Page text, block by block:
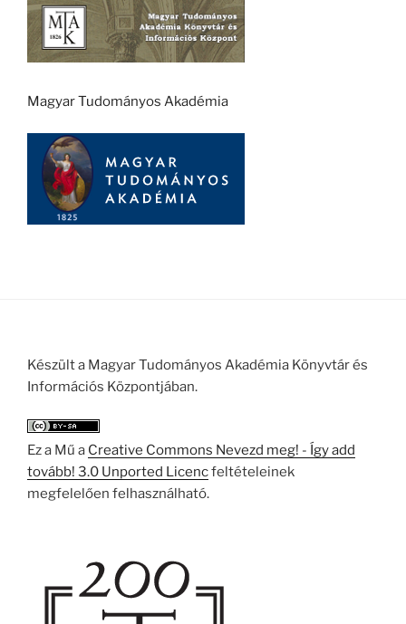
Magyar Tudományos Akadémia
Készült a Magyar Tudományos Akadémia Könyvtár és
Információs Központjában.
Ez a Mű a Creative Commons Nevezd meg! - Így add
tovább! 3.0 Unported Licencfeltételeinek
megfelelően felhasználható.